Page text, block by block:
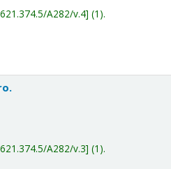
621.374.5/A282/v.4 (1).
621.374.5/A282/v.3 (1).